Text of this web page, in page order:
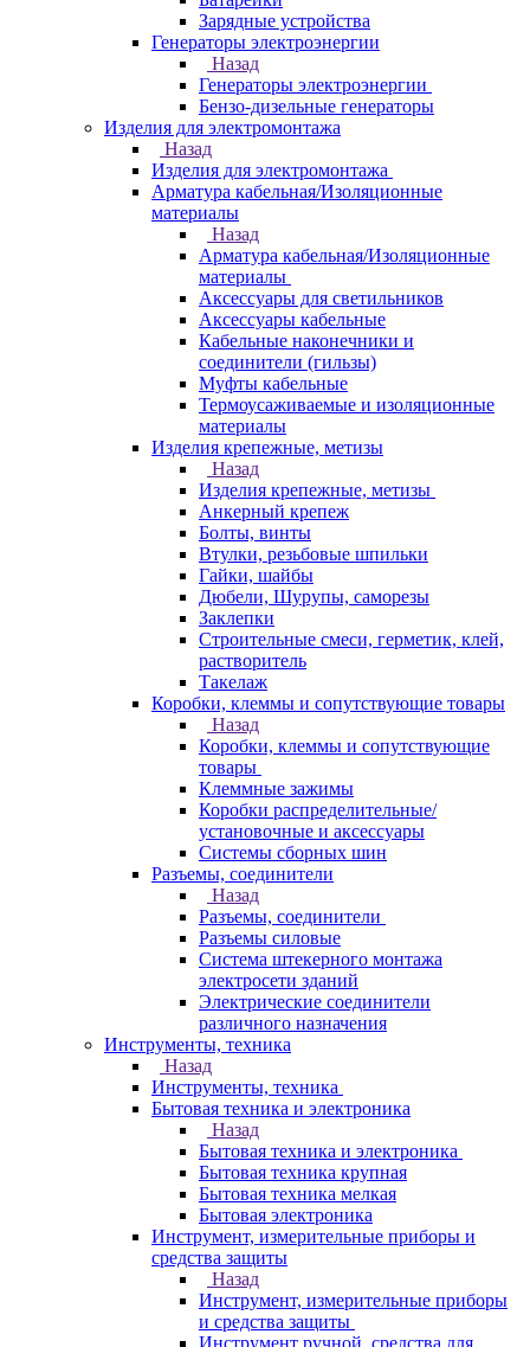
Зарядные устройства
Генераторы электроэнергии
Назад
Генераторы электроэнергии
Бензо-дизельные генераторы
Изделия для электромонтажа
Назад
Изделия для электромонтажа
Арматура кабельная/Изоляционные
материалы
Назад
Арматура кабельная/Изоляционные
материалы
Аксессуары для светильников
Аксессуары кабельные
Кабельные наконечники и
соединители (гильзы)
Муфты кабельные
Термоусаживаемые и изоляционные
материалы
Изделия крепежные, метизы
Назад
Изделия крепежные, метизы
Анкерный крепеж
Болты, винты
Втулки, резьбовые шпильки
Гайки, шайбы
Дюбели, Шурупы, саморезы
Заклепки
Строительные смеси, герметик, клей,
растворитель
Такелаж
Коробки, клеммы и сопутствующие товары
Назад
Коробки, клеммы и сопутствующие
товары
Клеммные зажимы
Коробки распределительные/
установочные и аксессуары
Системы сборных шин
Разъемы, соединители
Назад
Разъемы, соединители
Разъемы силовые
Система штекерного монтажа
электросети зданий
Электрические соединители
различного назначения
Инструменты, техника
Назад
Инструменты, техника
Бытовая техника и электроника
Назад
Бытовая техника и электроника
Бытовая техника крупная
Бытовая техника мелкая
Бытовая электроника
Инструмент, измерительные приборы и
средства защиты
Назад
Инструмент, измерительные приборы
и средства защиты
Инструмент ручной, средства для